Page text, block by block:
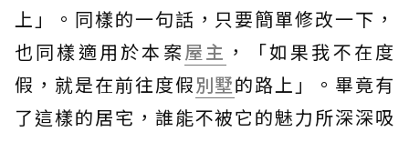
上」。同樣的一句話，只要簡單修改一下，
也同樣適用於本案屋主 ，「如果我不在度
假，就是在前往度假別墅的路上」。畢竟有
了這樣的居宅，誰能不被它的魅力所深深吸